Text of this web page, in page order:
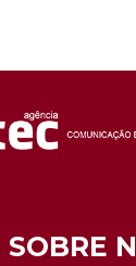
SOBRE